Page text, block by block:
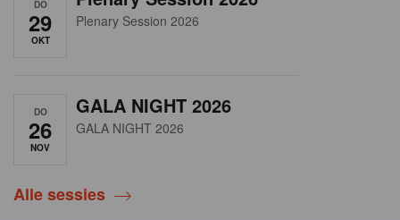
DO
29
OKT
Plenary Session 2026
DO
26
NOV
GALA NIGHT 2026
GALA NIGHT 2026
Alle sessies